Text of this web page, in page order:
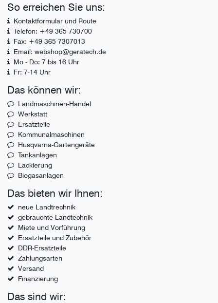
So erreichen Sie uns:
Kontaktformular und Route
Telefon: +49 365 730700
Fax: +49 365 7307013
Email: webshop@geratech.de
Mo - Do: 7 bis 16 Uhr
Fr: 7-14 Uhr
Das können wir:
Landmaschinen-Handel
Werkstatt
Ersatzteile
Kommunalmaschinen
Husqvarna-Gartengeräte
Tankanlagen
Lackierung
Biogasanlagen
Das bieten wir Ihnen:
neue Landtrechnik
gebrauchte Landtechnik
Miete und Vorführung
Ersatzteile und Zubehör
DDR-Ersatzteile
Zahlungsarten
Versand
Finanzierung
Das sind wir: